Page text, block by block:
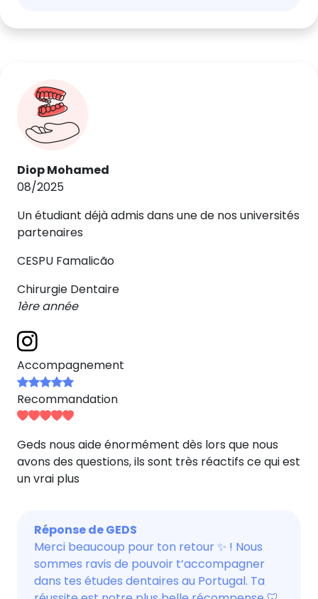
Diop Mohamed
08/2025
Un étudiant déjà admis dans une de nos universités
partenaires
CESPU Famalicão
Chirurgie Dentaire
1ère année
Accompagnement
Recommandation
Geds nous aide énormément dès lors que nous
avons des questions, ils sont très réactifs ce qui est
un vrai plus
Réponse de GEDS
Merci beaucoup pour ton retour ✨ ! Nous
sommes ravis de pouvoir t’accompagner
dans tes études dentaires au Portugal. Ta